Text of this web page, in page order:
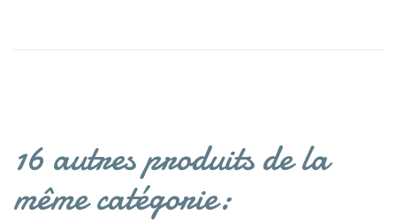
16 autres produits de la
même catégorie: